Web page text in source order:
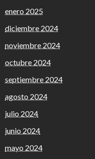
enero 2025
diciembre 2024
noviembre 2024
octubre 2024
septiembre 2024
agosto 2024
julio 2024
junio 2024
mayo 2024